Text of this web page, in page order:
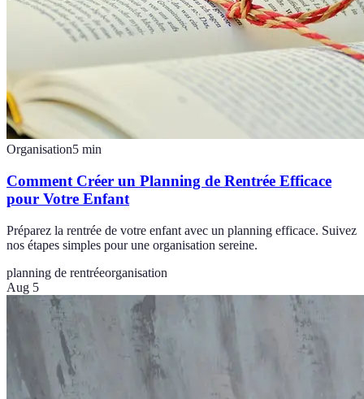
Organisation5 min
Comment Créer un Planning de Rentrée Efficace
pour Votre Enfant
Préparez la rentrée de votre enfant avec un planning efficace. Suivez
nos étapes simples pour une organisation sereine.
planning de rentréeorganisation
Aug 5